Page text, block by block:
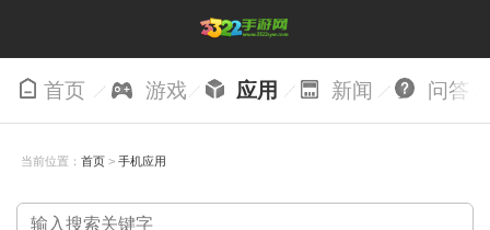
首页 游戏 应用 新闻 问答
当前位置： 首页> 手机应用